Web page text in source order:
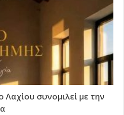
Λαχίου συνομιλεί με την